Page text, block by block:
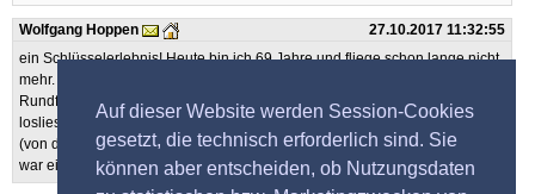
Auf dieser Website werden Session-Cookies
gesetzt, die technisch erforderlich sind. Sie
können aber entscheiden, ob Nutzungsdaten
Wolfgang Hoppen
27.10.2017 11:32:55
ein Schlüsselerlebnis! Heute bin ich 69 Jahre und fliege schon lange nicht
mehr. Aber... zur Fliegerei kam ich mit 30 Jahren durch einen Segel-
Rundflug an Eurem Platz. Ich war so faziniert, dass es mich nicht mehr
loslies. Meine Ausbildung machte ich danach beim Luftfahrtverein Essen
(von dort habt ihr eine Winde erworben!) und flog dort viele, viele Jahre. Es
war eine wunderbar schöne Zeit.